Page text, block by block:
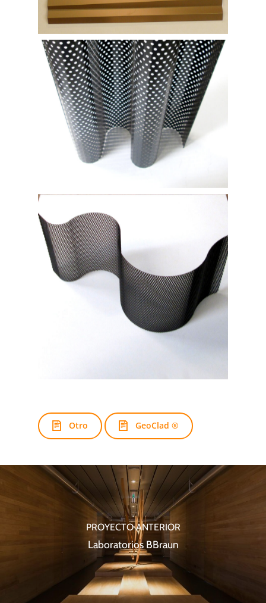
Otro GeoClad ®
PROYECTO ANTERIOR
Laboratorios BBraun